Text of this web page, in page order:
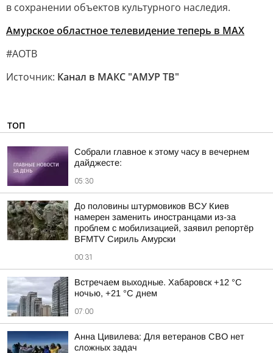
в сохранении объектов культурного наследия.
Амурское областное телевидение теперь в МАХ
#АОТВ
Источник: Канал в МАКС "АМУР ТВ"
ТОП
Собрали главное к этому часу в вечернем
дайджесте:
05:30
До половины штурмовиков ВСУ Киев
намерен заменить иностранцами из-за
проблем с мобилизацией, заявил репортёр
BFMTV Сириль Амурски
00:31
Встречаем выходные. Хабаровск +12 °C
ночью, +21 °C днем
07:00
Анна Цивилева: Для ветеранов СВО нет
сложных задач